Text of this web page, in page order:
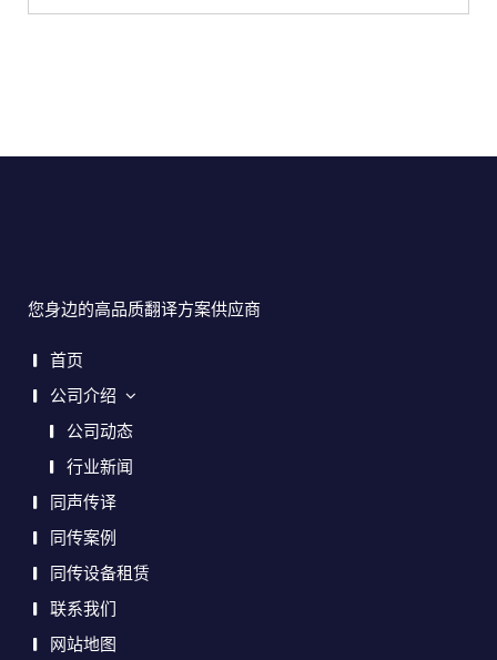
您身边的高品质翻译方案供应商
首页
公司介绍
公司动态
行业新闻
同声传译
同传案例
同传设备租赁
联系我们
网站地图